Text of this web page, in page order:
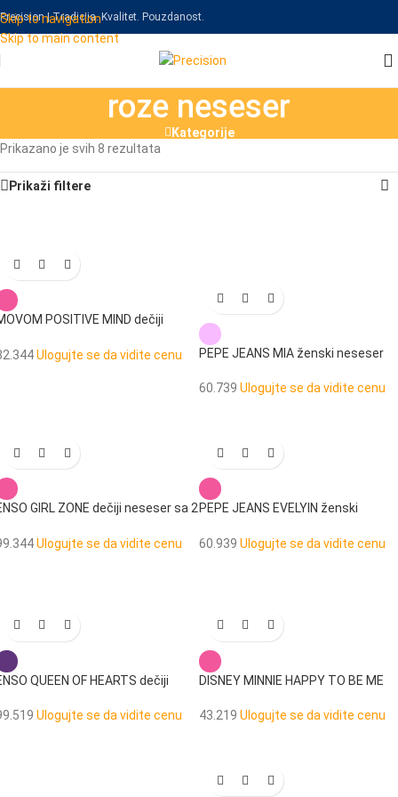
Skip to navigation
Skip to main content
Precision | Tradicija. Kvalitet. Pouzdanost.
roze neseser
Kategorije
Prikazano je svih 8 rezultata
Prikaži filtere
POSITIVE MIND dečiji
Ulogujte se da vidite cenu PEPE JEANS MIA ženski neseser
60.739 Ulogujte se da vidite cenu
GIRL ZONE dečiji neseser sa 2
Ulogujte se da vidite cenu
PEPE JEANS EVELYIN ženski
60.939 Ulogujte se da vidite cenu
QUEEN OF HEARTS dečiji
Ulogujte se da vidite cenu
DISNEY MINNIE HAPPY TO BE ME
43.219 Ulogujte se da vidite cenu